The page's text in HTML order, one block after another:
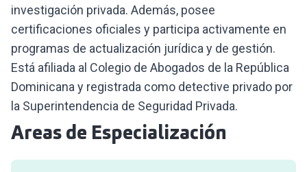
investigación privada. Además, posee
certificaciones oficiales y participa activamente en
programas de actualización jurídica y de gestión.
Está afiliada al Colegio de Abogados de la República
Dominicana y registrada como detective privado por
la Superintendencia de Seguridad Privada.
Areas de Especialización